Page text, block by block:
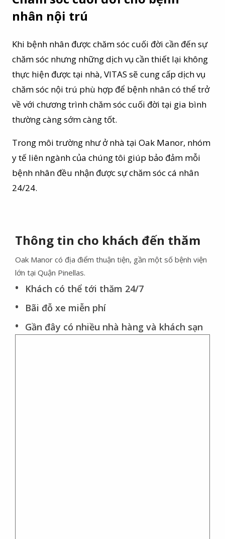
nhân nội trú
Khi bệnh nhân được chăm sóc cuối đời cần đến sự
chăm sóc nhưng những dịch vụ cần thiết lại không
thực hiện được tại nhà, VITAS sẽ cung cấp dịch vụ
chăm sóc nội trú phù hợp để bệnh nhân có thể trở
về với chương trình chăm sóc cuối đời tại gia bình
thường càng sớm càng tốt.
Trong môi trường như ở nhà tại Oak Manor, nhóm
y tế liên ngành của chúng tôi giúp bảo đảm mỗi
bệnh nhân đều nhận được sự chăm sóc cá nhân
24/24.
Thông tin cho khách đến thăm
Oak Manor có địa điểm thuận tiện, gần một số bệnh viện
lớn tại Quận Pinellas.
Khách có thể tới thăm 24/7
Bãi đỗ xe miễn phí
Gần đây có nhiều nhà hàng và khách sạn